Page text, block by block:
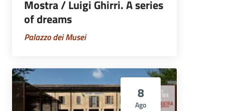
Mostra / Luigi Ghirri. A series
of dreams
Palazzo dei Musei
8
Ago